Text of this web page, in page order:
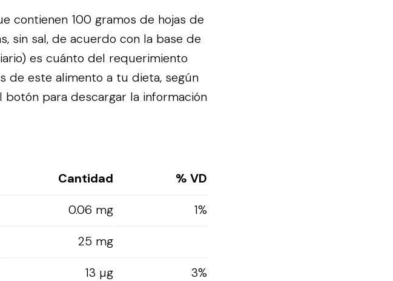
contienen 100 gramos de hojas de
sin sal, de acuerdo con la base de
es cuánto del requerimiento
de este alimento a tu dieta, según
botón para descargar la información
Cantidad
% VD
0.06 mg
1%
25 mg
13 µg
3%